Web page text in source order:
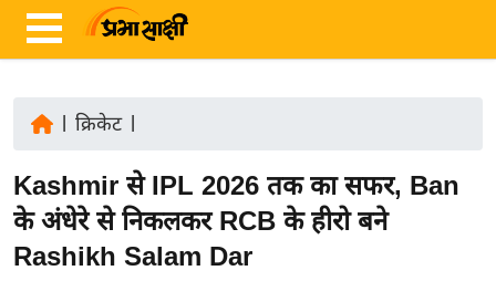
ज़ा
ख
ब
र
क्रिकेट|
Kashmir से IPL 2026 तक का सफर, Ban
के अंधेरे से निकलकर RCB के हीरो बने
Rashikh Salam Dar